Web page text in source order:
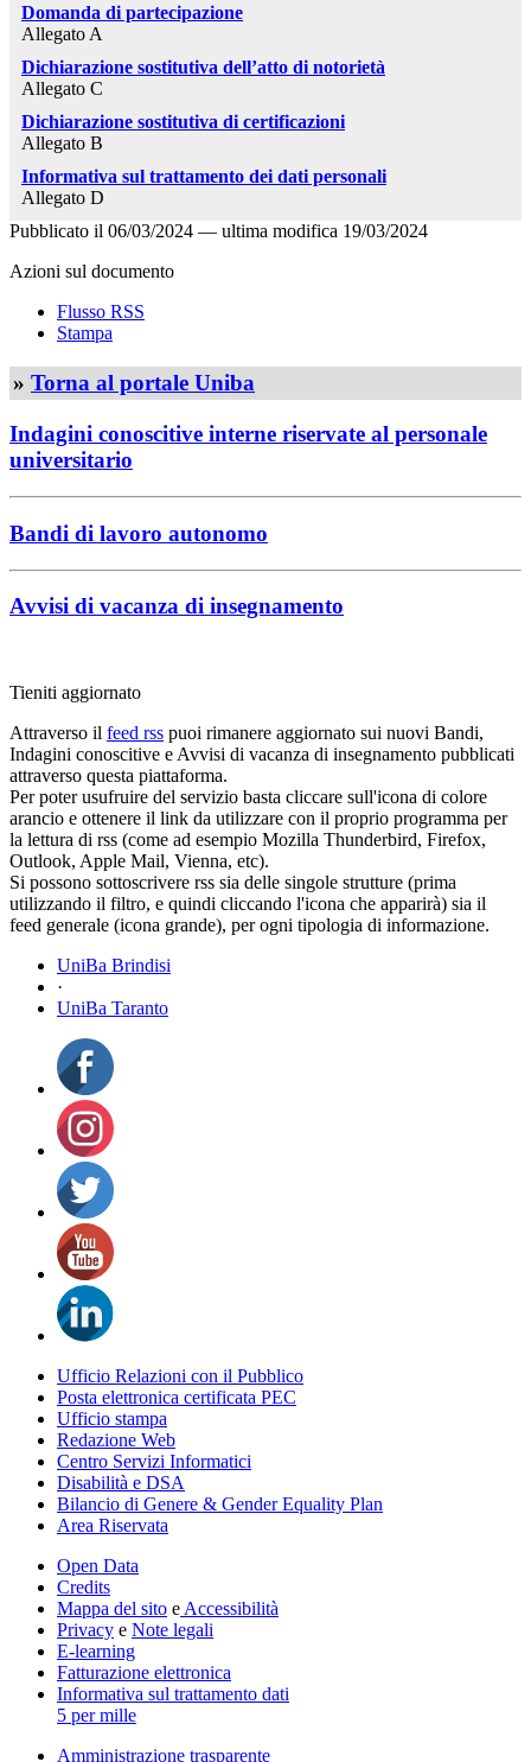
Domanda di partecipazione
Allegato A
Dichiarazione sostitutiva dell’atto di notorietà
Allegato C
Dichiarazione sostitutiva di certificazioni
Allegato B
Informativa sul trattamento dei dati personali
Allegato D
Pubblicato il 06/03/2024 — ultima modifica 19/03/2024
Azioni sul documento
Flusso RSS
Stampa
» Torna al portale Uniba
Indagini conoscitive interne riservate al personale
universitario
Bandi di lavoro autonomo
Avvisi di vacanza di insegnamento
Tieniti aggiornato
Attraverso il feed rss puoi rimanere aggiornato sui nuovi Bandi,
Indagini conoscitive e Avvisi di vacanza di insegnamento pubblicati
attraverso questa piattaforma.
Per poter usufruire del servizio basta cliccare sull'icona di colore
arancio e ottenere il link da utilizzare con il proprio programma per
la lettura di rss (come ad esempio Mozilla Thunderbird, Firefox,
Outlook, Apple Mail, Vienna, etc).
Si possono sottoscrivere rss sia delle singole strutture (prima
utilizzando il filtro, e quindi cliccando l'icona che apparirà) sia il
feed generale (icona grande), per ogni tipologia di informazione.
UniBa Brindisi
·
UniBa Taranto
Ufficio Relazioni con il Pubblico
Posta elettronica certificata PEC
Ufficio stampa
Redazione Web
Centro Servizi Informatici
Disabilità e DSA
Bilancio di Genere & Gender Equality Plan
Area Riservata
Open Data
Credits
Mappa del sito e Accessibilità
Privacy e Note legali
E-learning
Fatturazione elettronica
Informativa sul trattamento dati
5 per mille
Amministrazione trasparente